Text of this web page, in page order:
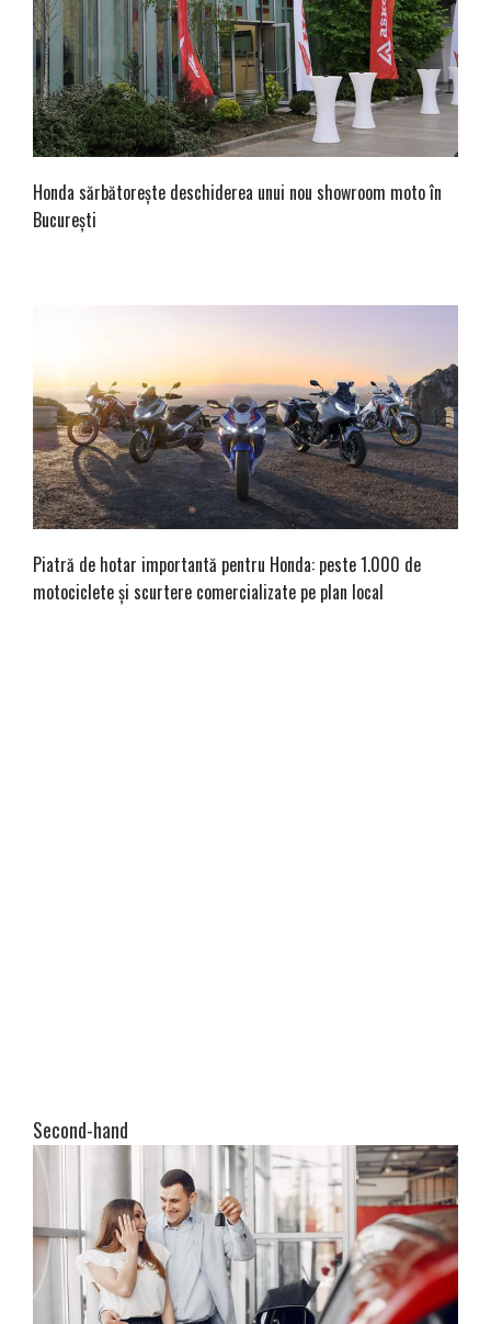
Honda sărbătorește deschiderea unui nou showroom moto în
București
Piatră de hotar importantă pentru Honda: peste 1.000 de
motociclete și scurtere comercializate pe plan local
Second-hand